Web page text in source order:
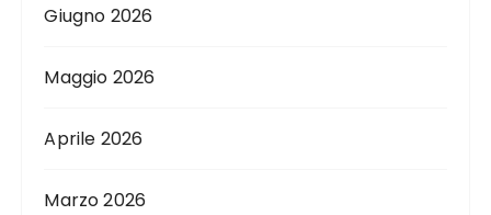
Giugno 2026
Maggio 2026
Aprile 2026
Marzo 2026